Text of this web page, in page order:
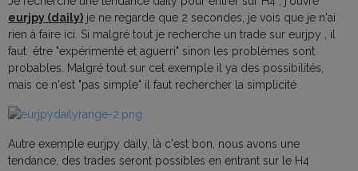
eurjpy (daily) je ne regarde que 2 secondes, je vois que je n'ai
rien à faire ici. Si malgré tout je recherche un trade sur eurjpy , il
faut être "expérimenté et aguerri" sinon les problèmes sont
probables. Malgré tout sur cet exemple il ya des possibilités,
mais ce n'est "pas simple" il faut rechercher la simplicité
Autre exemple eurjpy daily, là c'est bon, nous avons une
tendance, des trades seront possibles en entrant sur le H4